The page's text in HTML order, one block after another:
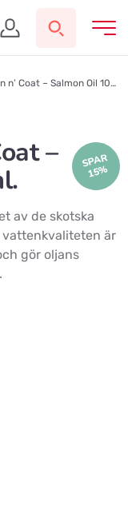
Coat – Salmon Oil 1000 ml.
SPAR
15%
–
av de skotska
är
gör oljans